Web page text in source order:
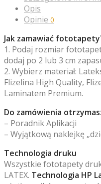
Opis
Opinie 0
Jak zamawiać
1. Podaj rozmiar
dodaj po 2 lub 3 cm
2. Wybierz materiał:
Flizelina High Quality,
Laminatem Premium.
Do zamówienia
– Poradnik Aplikacji
– Wyjątkową naklejkę
Technologia druku
Wszystkie fototapety
LATEX. Technologia HP